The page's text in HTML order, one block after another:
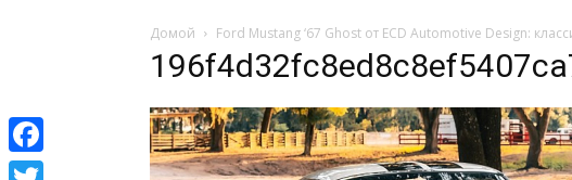
Домой Ford Mustang ‘67 Ghost от ECD Automotive Design:
Facebook